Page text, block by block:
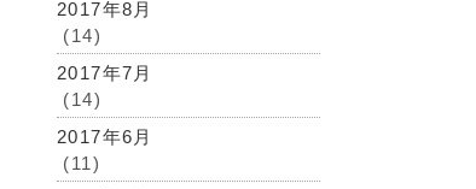
2017年8月
(14)
2017年7月
(14)
2017年6月
(11)